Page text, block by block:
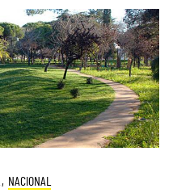
, NACIONAL